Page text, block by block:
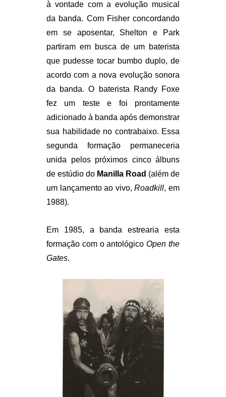
à vontade com a evolução musical
da banda. Com Fisher concordando
em se aposentar, Shelton e Park
partiram em busca de um baterista
que pudesse tocar bumbo duplo, de
acordo com a nova evolução sonora
da banda. O baterista Randy Foxe
fez um teste e foi prontamente
adicionado à banda após demonstrar
sua habilidade no contrabaixo. Essa
segunda formação permaneceria
unida pelos próximos cinco álbuns
de estúdio do Manilla Road (além de
um lançamento ao vivo,Roadkill, em
1988).
Em 1985, a banda estrearia esta
formação com o antológicoOpen the
Gates.